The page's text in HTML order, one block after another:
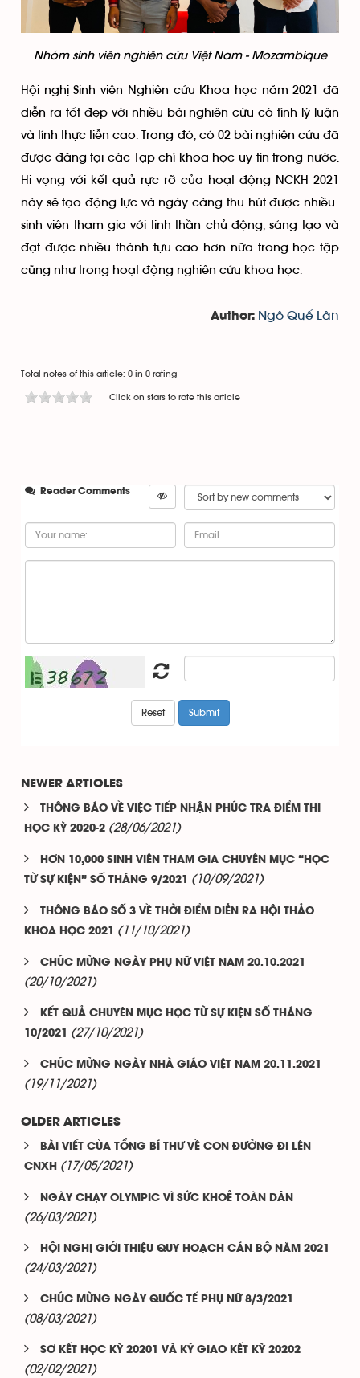
Nhóm sinh viên nghiên cứu Việt Nam - Mozambique
Hội nghị Sinh viên Nghiên cứu Khoa học năm 2021 đã
diễn ra tốt đẹp với nhiều bài nghiên cứu có tính lý luận
và tính thực tiễn cao. Trong đó, có 02 bài nghiên cứu đã
được đăng tại các Tạp chí khoa học uy tín trong nước.
Hi vọng với kết quả rực rỡ của hoạt động NCKH 2021
này sẽ tạo động lực và ngày càng thu hút được nhiều
sinh viên tham gia với tinh thần chủ động, sáng tạo và
đạt được nhiều thành tựu cao hơn nữa trong học tập
cũng như trong hoạt động nghiên cứu khoa học.
Author: Ngô Quế Lân
Total notes of this article: 0 in 0 rating
Click on stars to rate this article
Reader Comments
NEWER ARTICLES
THÔNG BÁO VỀ VIỆC TIẾP NHẬN PHÚC TRA ĐIỂM THI
HỌC KỲ 2020-2 (28/06/2021)
HƠN 10,000 SINH VIÊN THAM GIA CHUYÊN MỤC “HỌC
TỪ SỰ KIỆN” SỐ THÁNG 9/2021
(10/09/2021)
THÔNG BÁO SỐ 3 VỀ THỜI ĐIỂM DIỄN RA HỘI THẢO
KHOA HỌC 2021
(11/10/2021)
CHÚC MỪNG NGÀY PHỤ NỮ VIỆT NAM 20.10.2021
(20/10/2021)
KẾT QUẢ CHUYÊN MỤC HỌC TỪ SỰ KIỆN SỐ THÁNG
10/2021
(27/10/2021)
CHÚC MỪNG NGÀY NHÀ GIÁO VIỆT NAM 20.11.2021
(19/11/2021)
OLDER ARTICLES
BÀI VIẾT CỦA TỔNG BÍ THƯ VỀ CON ĐƯỜNG ĐI LÊN
CNXH
(17/05/2021)
NGÀY CHẠY OLYMPIC VÌ SỨC KHOẺ TOÀN DÂN
(26/03/2021)
HỘI NGHỊ GIỚI THIỆU QUY HOẠCH CÁN BỘ NĂM 2021
(24/03/2021)
CHÚC MỪNG NGÀY QUỐC TẾ PHỤ NỮ 8/3/2021
(08/03/2021)
SƠ KẾT HỌC KỲ 20201 VÀ KÝ GIAO KẾT KỲ 20202
(02/02/2021)